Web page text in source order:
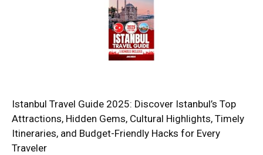
Istanbul Travel Guide 2025: Discover Istanbul’s Top
Attractions, Hidden Gems, Cultural Highlights, Timely
Itineraries, and Budget-Friendly Hacks for Every
Traveler